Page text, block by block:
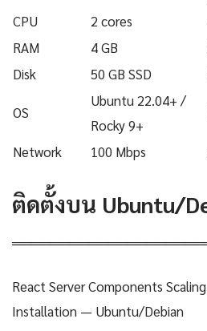
CPU
2 cores
RAM
4 GB
Disk
50 GB SSD
OS
Ubuntu 22.04+ /
Rocky 9+
Network 100 Mbps
ติดตั้งบน Ubuntu/
React Server Components
Installation — Ubuntu/Debian